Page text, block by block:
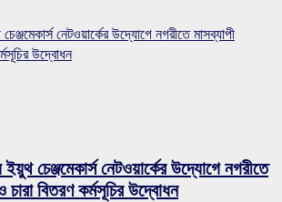
নেটওয়ার্কের উদ্যোগে নগরীতে মাসব্যাপী
উদ্বোধন
চেঞ্জমেকার্স নেটওয়ার্কের উদ্যোগে নগরীতে
চারা বিতরণ কর্মসূচির উদ্বোধন